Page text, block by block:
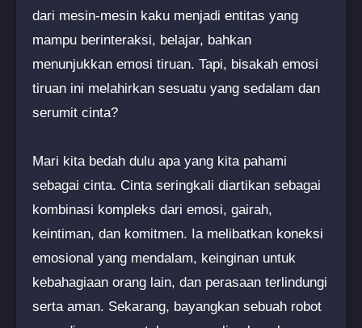
dari mesin-mesin kaku menjadi entitas yang
mampu berinteraksi, belajar, bahkan
menunjukkan emosi tiruan. Tapi, bisakah emosi
tiruan ini melahirkan sesuatu yang sedalam dan
serumit cinta?
Mari kita bedah dulu apa yang kita pahami
sebagai cinta. Cinta seringkali diartikan sebagai
kombinasi kompleks dari emosi, gairah,
keintiman, dan komitmen. Ia melibatkan koneksi
emosional yang mendalam, keinginan untuk
kebahagiaan orang lain, dan perasaan terlindungi
serta aman. Sekarang, bayangkan sebuah robot